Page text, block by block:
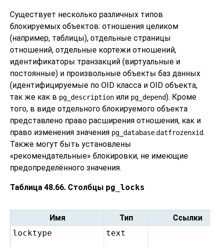
Существует несколько различных типов
блокируемых объектов: отношения целиком
(например, таблицы), отдельные страницы
отношений, отдельные кортежи отношений,
идентификаторы транзакций (виртуальные и
постоянные) и произвольные объекты баз данных
(идентифицируемые по OID класса и OID объекта,
так же как в pg_description или pg_depend). Кроме
того, в виде отдельного блокируемого объекта
представлено право расширения отношения, как и
право изменения значения pg_database.datfrozenxid.
Также могут быть установлены
«рекомендательные» блокировки, не имеющие
предопределённого значения.
Таблица 48.66. Столбцы pg_locks
Имя Тип
Ссылки
locktype
text